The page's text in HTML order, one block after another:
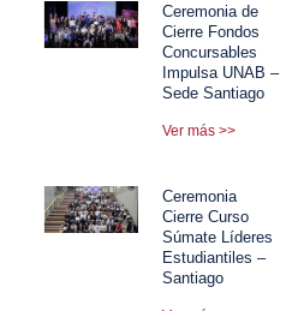
Ceremonia de
Cierre Fondos
Concursables
Impulsa UNAB –
Sede Santiago
Ver más >>
Ceremonia
Cierre Curso
Súmate Líderes
Estudiantiles –
Santiago